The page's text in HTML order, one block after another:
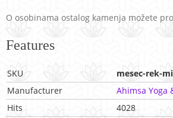
O osobinama ostalog kamenja možete
Features
SKU
mesec-rek-
Manufacturer
Ahimsa Yoga
Hits
4028